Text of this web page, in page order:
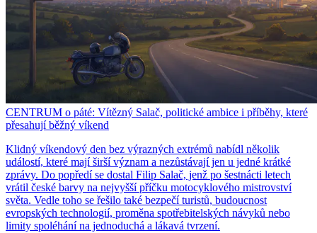
CENTRUM o páté: Vítězný Salač, politické ambice i příběhy, které
přesahují běžný víkend
Klidný víkendový den bez výrazných extrémů nabídl několik
událostí, které mají širší význam a nezůstávají jen u jedné krátké
zprávy. Do popředí se dostal Filip Salač, jenž po šestnácti letech
vrátil české barvy na nejvyšší příčku motocyklového mistrovství
světa. Vedle toho se řešilo také bezpečí turistů, budoucnost
evropských technologií, proměna spotřebitelských návyků nebo
limity spoléhání na jednoduchá a lákavá tvrzení.